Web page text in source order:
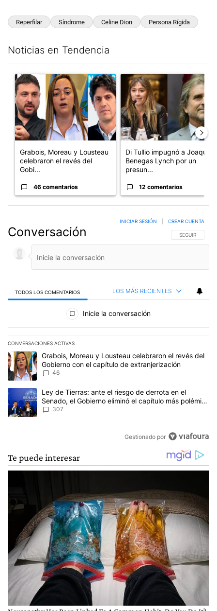
Reperfilar Síndrome Celine Dion Persona Rígida
Noticias en Tendencia
Un artículo de tendencia con el título "Grabois, Moreau y
Grabois, Moreau y Lousteau
celebraron el revés del
Gobi...
46 comentarios
Un artículo de tendencia
Di Tullio impugnó a Joaquín
Benegas Lynch por un
presun...
12 comentarios
Conversación SIGA ESTA
SEGUIR
INICIAR SESIÓN CREAR CUENTA
TODOS LOS COMENTARIOS LOS MÁS RECIENTES
Todos los comentarios
Inicie la conversación
CONVERSACIONES ACTIVAS
Este listado muestra los artículos con más comentarios en los
Un artículo de tendencia con el título "Grabois, Moreau y
Grabois, Moreau y Lousteau celebraron el revés del
Gobierno con el capítulo de extranjerización
46
Un artículo de tendencia con el título "Ley de Tierras: ante el
Ley de Tierras: ante el riesgo de derrota en el
Senado, el Gobierno eliminó el capítulo más polémico
del proyecto
307
Gestionado por